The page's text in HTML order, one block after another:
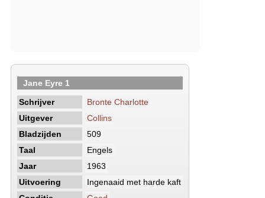
Jane Eyre 1
Schrijver
Bronte Charlotte
Uitgever
Collins
Bladzijden
509
Taal
Engels
Jaar
1963
Uitvoering
Ingenaaid met harde kaft